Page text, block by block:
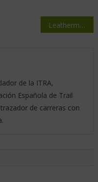
Leatherman, un cumpleaños con historia.
de la ITRA,
Española de Trail
de carreras con